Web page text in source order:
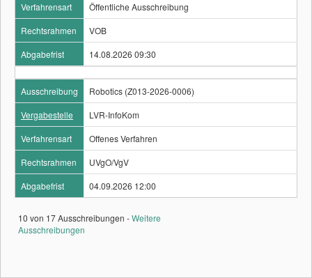
Verfahrensart
Öffentliche Ausschreibung
Rechtsrahmen
VOB
Abgabefrist
14.08.2026 09:30
Ausschreibung
Robotics (Z013-2026-0006)
Vergabestelle
LVR-InfoKom
Verfahrensart
Offenes Verfahren
Rechtsrahmen
UVgO/VgV
Abgabefrist
04.09.2026 12:00
10 von 17 Ausschreibungen -Weitere
Ausschreibungen